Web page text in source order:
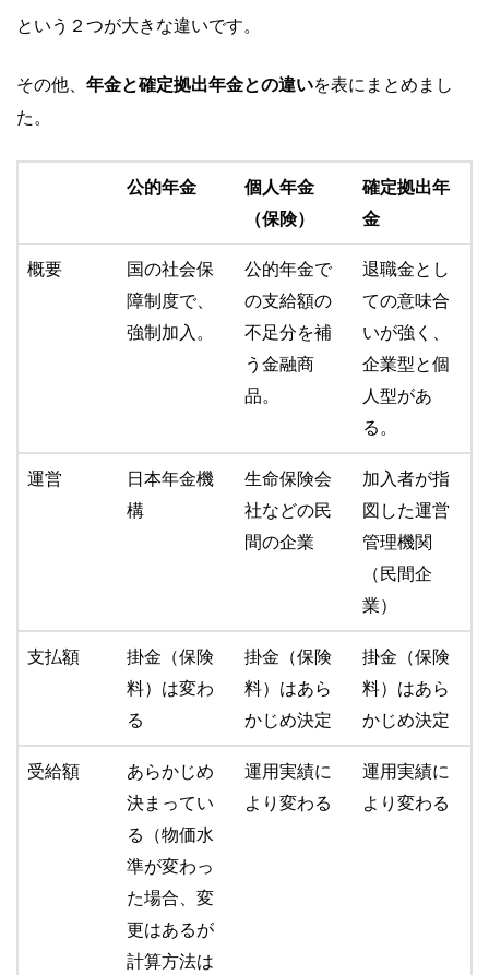
という２つが大きな違いです。
その他、 年金と確定拠出年金との違いを表にまとめまし
た。
公的年金
個人年金
（保険）
確定拠出年
金
概要
国の社会保
障制度で、
強制加入。
公的年金で
の支給額の
不足分を補
う金融商
品。
退職金とし
ての意味合
いが強く、
企業型と個
人型があ
る。
運営
日本年金機
構
生命保険会
社などの民
間の企業
加入者が指
図した運営
管理機関
（民間企
業）
支払額
掛金（保険
料）は変わ
る
掛金（保険
料）はあら
かじめ決定
掛金（保険
料）はあら
かじめ決定
受給額
あらかじめ
決まってい
る（物価水
準が変わっ
た場合、変
更はあるが
計算方法は
運用実績に
より変わる
運用実績に
より変わる